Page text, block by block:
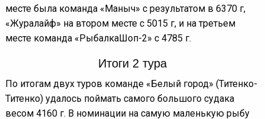
месте была команда «Маныч» с результатом в 6370 г,
«Журалайф» на втором месте с 5015 г, и на третьем
месте команда «РыбалкаШоп-2» с 4785 г.
Итоги 2 тура
По итогам двух туров команде «Белый город» (Титенко-
Титенко) удалось поймать самого большого судака
весом 4160 г. В номинации на самую маленькую рыбу